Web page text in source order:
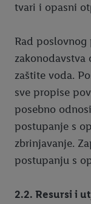
tvari i opasni
Rad
zaštite voda.
sve propise
posebno
postupanje s
zbrinjavanje.
postupanju s
2.2. Resursi i